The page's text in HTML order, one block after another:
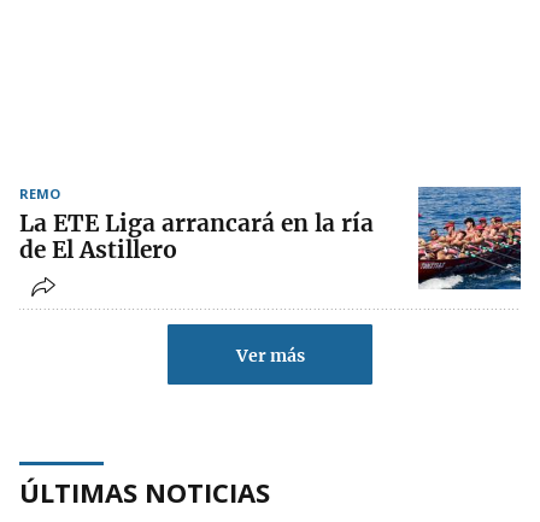
REMO
La ETE Liga arrancará en la ría
de El Astillero
Ver más
ÚLTIMAS NOTICIAS